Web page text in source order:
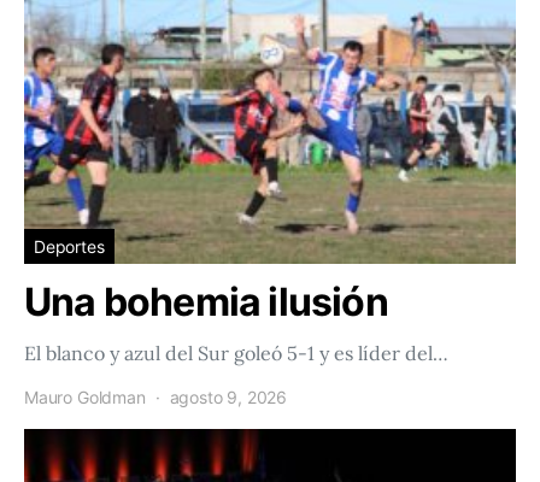
Deportes
Una bohemia ilusión
El blanco y azul del Sur goleó 5-1 y es líder del…
Mauro Goldman agosto 9, 2026